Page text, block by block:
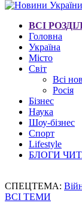
ВСІ
Головна
Україна
Місто
Світ
Всі
Росія
Бізнес
Наука
Шоу-бізнес
Спорт
Lifestyle
БЛОГИ
СПЕЦТЕМА:
ВСІ ТЕМИ